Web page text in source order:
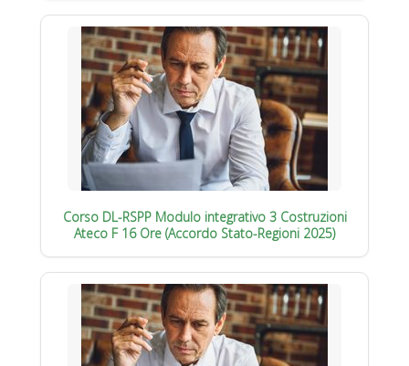
Corso DL-RSPP Modulo integrativo 3 Costruzioni
Ateco F 16 Ore (Accordo Stato-Regioni 2025)